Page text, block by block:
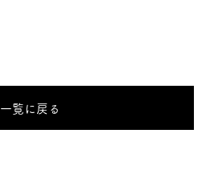
一覧に戻る